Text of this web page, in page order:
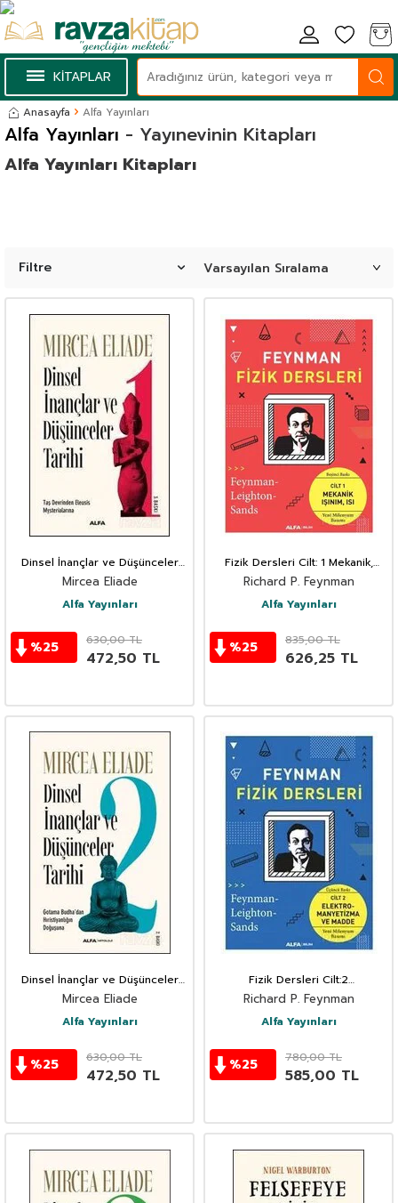
KİTAPLAR
Anasayfa Alfa Yayınları
- Yayınevinin Kitapları
Alfa Yayınları
Alfa Yayınları Kitapları
Filtre
Dinsel İnançlar ve Düşünceler
Tarihi 1
Mircea Eliade
Alfa Yayınları
%25 630,00TL
472,50 TL
Fizik Dersleri Cilt: 1 Mekanik,
Işınım, Isı
Richard P. Feynman
Alfa Yayınları
%25 835,00TL
626,25 TL
Dinsel İnançlar ve Düşünceler
Tarihi 2
Mircea Eliade
Alfa Yayınları
%25 630,00TL
472,50 TL
Fizik Dersleri Cilt:2
Elektromanyetizma ve Madde
Richard P. Feynman
Alfa Yayınları
%25 780,00TL
585,00 TL